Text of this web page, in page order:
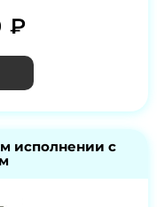
₽
исполнении с